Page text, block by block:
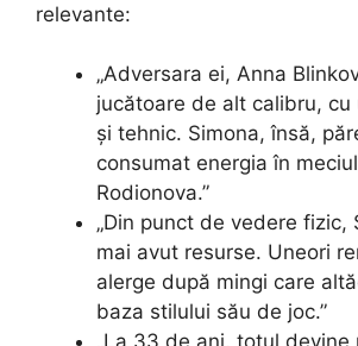
relevante:
„Adversara ei, Anna
jucătoare de alt calibru, cu
și tehnic. Simona, însă,
consumat energia în
Rodionova.”
„Din punct de vedere fizic,
mai avut resurse. Uneori
alerge după mingi care
baza stilului său de joc.”